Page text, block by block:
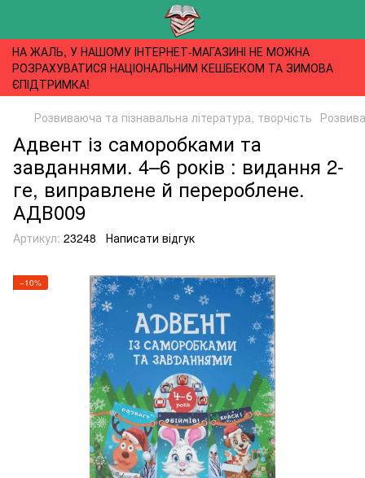
НА ЖАЛЬ, У НАШОМУ ІНТЕРНЕТ-МАГАЗИНІ НЕ МОЖНА
РОЗРАХУВАТИСЯ НАЦІОНАЛЬНИМ КЕШБЕКОМ ТА ЗИМОВА
ЄПІДТРИМКА!
Розвиваюча та пізнавальна література, творчість
Адвент із саморобками та
завданнями. 4–6 років : видання 2-
ге, виправлене й перероблене.
АДВ009
Артикул: 23248 Написати відгук
−10%